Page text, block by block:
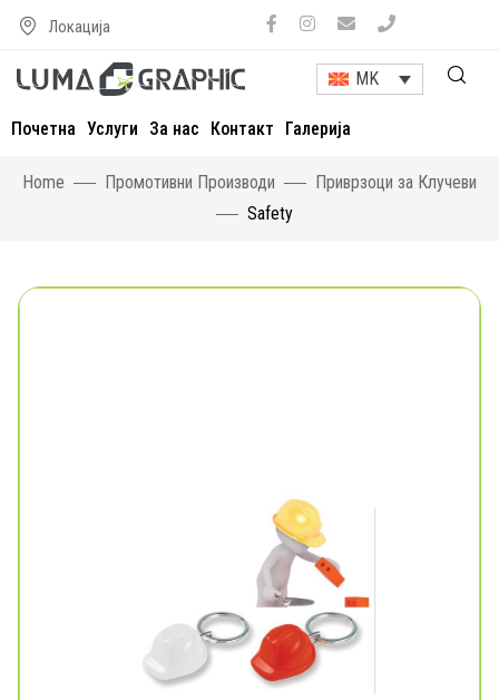
Локација
MK
Почетна Услуги За нас Контакт Галерија
Home Промотивни Производи
Приврзоци за Клучеви
Safety